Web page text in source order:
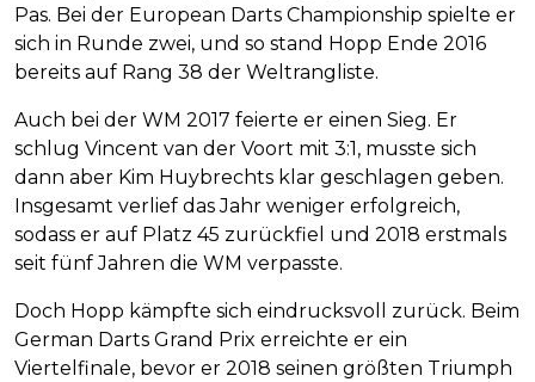
Pas. Bei der European Darts Championship spielte er
sich in Runde zwei, und so stand Hopp Ende 2016
bereits auf Rang 38 der Weltrangliste.
Auch bei der WM 2017 feierte er einen Sieg. Er
schlug Vincent van der Voort mit 3:1, musste sich
dann aber Kim Huybrechts klar geschlagen geben.
Insgesamt verlief das Jahr weniger erfolgreich,
sodass er auf Platz 45 zurückfiel und 2018 erstmals
seit fünf Jahren die WM verpasste.
Doch Hopp kämpfte sich eindrucksvoll zurück. Beim
German Darts Grand Prix erreichte er ein
Viertelfinale, bevor er 2018 seinen größten Triumph